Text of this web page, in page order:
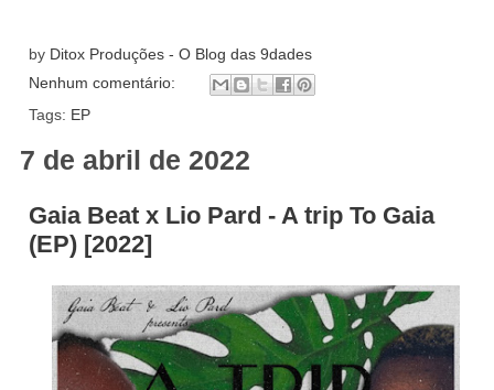
by Ditox Produções - O Blog das 9dades
Nenhum comentário:
Tags: EP
7 de abril de 2022
Gaia Beat x Lio Pard - A trip To Gaia
(EP) [2022]